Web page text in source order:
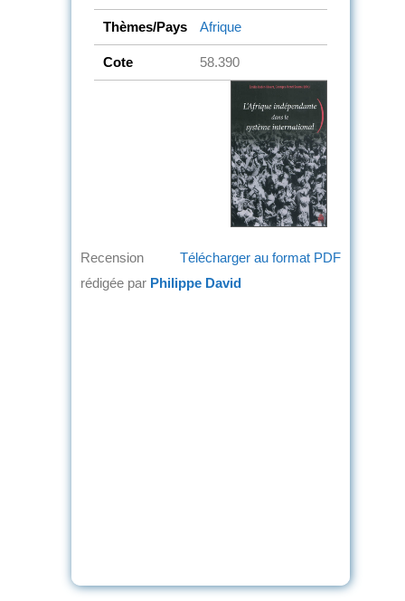
Thèmes/Pays Afrique
Cote 58.390
Télécharger au format PDF
Recension
rédigée par Philippe David